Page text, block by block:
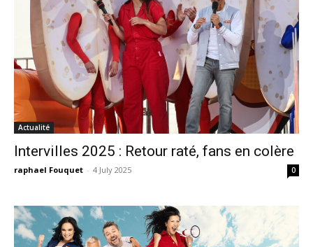
Actualité
Intervilles 2025 : Retour raté, fans en colère
raphael Fouquet - 4 July 2025 0